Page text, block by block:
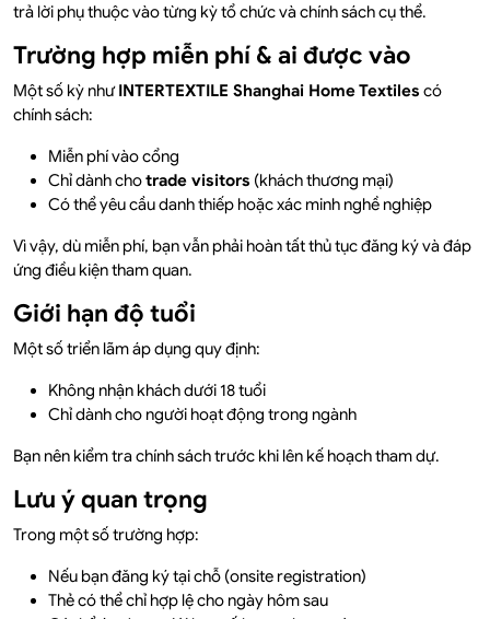
trả lời phụ thuộc vào từng kỳ tổ chức và chính sách cụ thể.
Trường hợp miễn phí & ai được vào
Một số kỳ nhưINTERTEXTILE Shanghai Home Textiles có
chính sách:
Miễn phí vào cổng
Chỉ dành chotrade visitors (khách thương mại)
Có thể yêu cầu danh thiếp hoặc xác minh nghề nghiệp
Vì vậy, dù miễn phí, bạn vẫn phải hoàn tất thủ tục đăng ký và đáp
ứng điều kiện tham quan.
Giới hạn độ tuổi
Một số triển lãm áp dụng quy định:
Không nhận khách dưới 18 tuổi
Chỉ dành cho người hoạt động trong ngành
Bạn nên kiểm tra chính sách trước khi lên kế hoạch tham dự.
Lưu ý quan trọng
Trong một số trường hợp:
Nếu bạn đăng ký tại chỗ (onsite registration)
Thẻ có thể chỉ hợp lệ cho ngày hôm sau